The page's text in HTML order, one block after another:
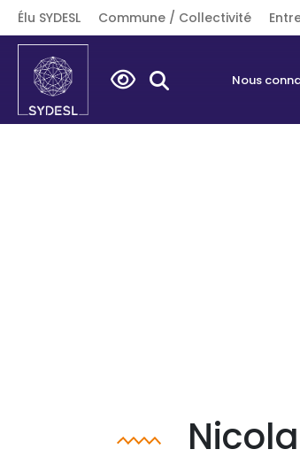
Élu SYDESL Commune / Collectivité
Search
for:
Nous